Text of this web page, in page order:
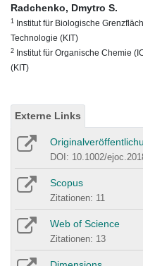
Radchenko, Dmytro S.
1 Institut für Biologische
Technologie (KIT)
2 Institut für Organische Chemie
(KIT)
Externe Links
DOI: 10.1002/
Scopus
Zitationen: 11
Web of Science
Zitationen: 13